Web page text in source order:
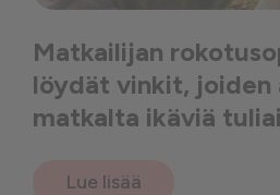
Matkailijan
löydät vinkit, joiden
matkalta ikäviä
Lue lisää